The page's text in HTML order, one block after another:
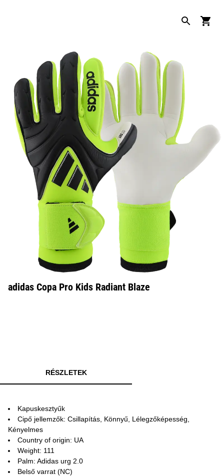
adidas Copa Pro Kids Radiant Blaze
RÉSZLETEK
Kapuskesztyűk
Cipő jellemzők: Csillapítás, Könnyű, Lélegzőképesség,
Kényelmes
Country of origin: UA
Weight: 111
Palm: Adidas urg 2.0
Belső varrat (NC)